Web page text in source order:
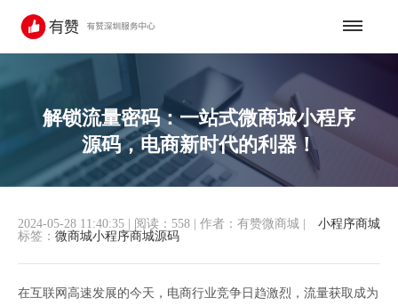
解锁流量密码：一站式微商城小程序
源码，电商新时代的利器！
小程序商城
2024-05-28 11:40:35 阅读：558 作者：有赞微商城
标签： 微商城小程序商城源码
在互联网高速发展的今天，电商行业竞争日趋激烈，流量获取成为